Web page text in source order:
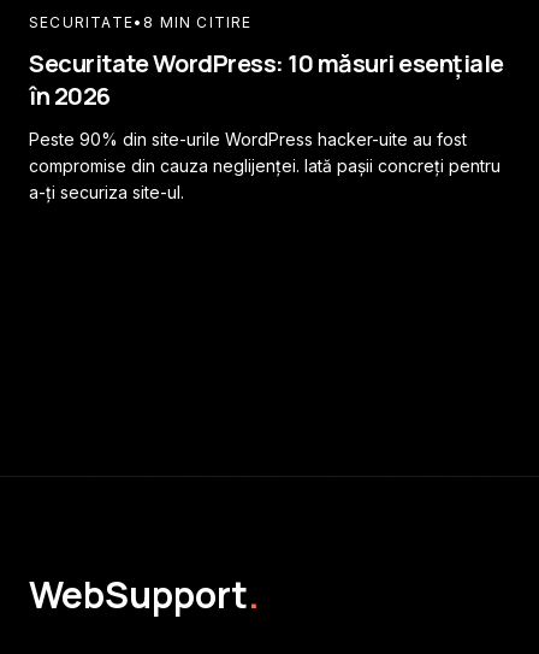
SECURITATE• 8 MIN CITIRE
Securitate WordPress: 10 măsuri esențiale
în 2026
Peste 90% din site-urile WordPress hacker-uite au fost
compromise din cauza neglijenței. Iată pașii concreți pentru
a-ți securiza site-ul.
WebSupport.